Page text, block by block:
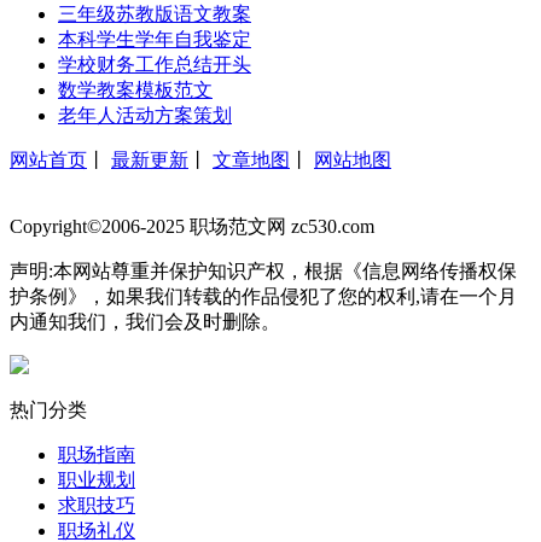
三年级苏教版语文教案
本科学生学年自我鉴定
学校财务工作总结开头
数学教案模板范文
老年人活动方案策划
网站首页 最新更新 文章地图 网站地图
Copyright©2006-2025 职场范文网 zc530.com
声明:本网站尊重并保护知识产权，根据《信息网络传播权保
护条例》，如果我们转载的作品侵犯了您的权利,请在一个月
内通知我们，我们会及时删除。
热门分类
职场指南
职业规划
求职技巧
职场礼仪